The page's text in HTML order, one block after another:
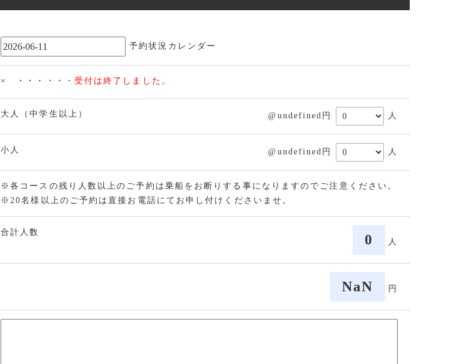
予約状況カレンダー
× ・・・・・・ 受付は終了しました。
大人（中学生以上） @undefined円 人
小人 @undefined円 人
※各コースの残り人数以上のご予約は乗船をお断りする事になりますのでご注意ください。
※20名様以上のご予約は直接お電話にてお申し付けくださいませ。
合計人数 0 人
NaN 円